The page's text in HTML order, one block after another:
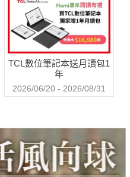
TCL數位筆記本送月讀包1
年
2026/06/20 - 2026/08/31